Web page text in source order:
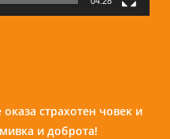
страхотен човек и
и доброта!
специалист. С
кара да се чувстваш